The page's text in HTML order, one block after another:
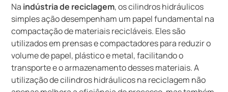
Na indústria de reciclagem, os cilindros hidráulicos
simples ação desempenham um papel fundamental na
compactação de materiais recicláveis. Eles são
utilizados em prensas e compactadores para reduzir o
volume de papel, plástico e metal, facilitando o
transporte e o armazenamento desses materiais. A
utilização de cilindros hidráulicos na reciclagem não